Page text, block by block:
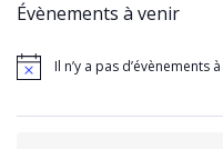
Évènements à venir
Il n’y a pas d’évènements